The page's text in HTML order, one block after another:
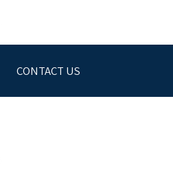
CONTACT US